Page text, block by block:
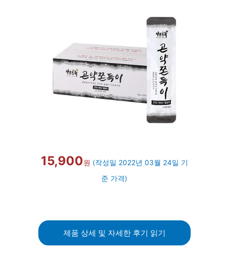
15,900원 (작성일 2022년 03월 24일 기
준 가격)
제품 상세 및 자세한 후기 읽기